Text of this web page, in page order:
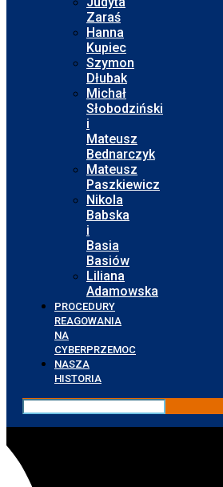
Zaraś
Hanna
Kupiec
Szymon
Dłubak
Michał
Słobodziński
i
Mateusz
Bednarczyk
Mateusz
Paszkiewicz
Nikola
Babska
i
Basia
Basiów
Liliana
Adamowska
PROCEDURY
REAGOWANIA
NA
CYBERPRZEMOC
NASZA
HISTORIA